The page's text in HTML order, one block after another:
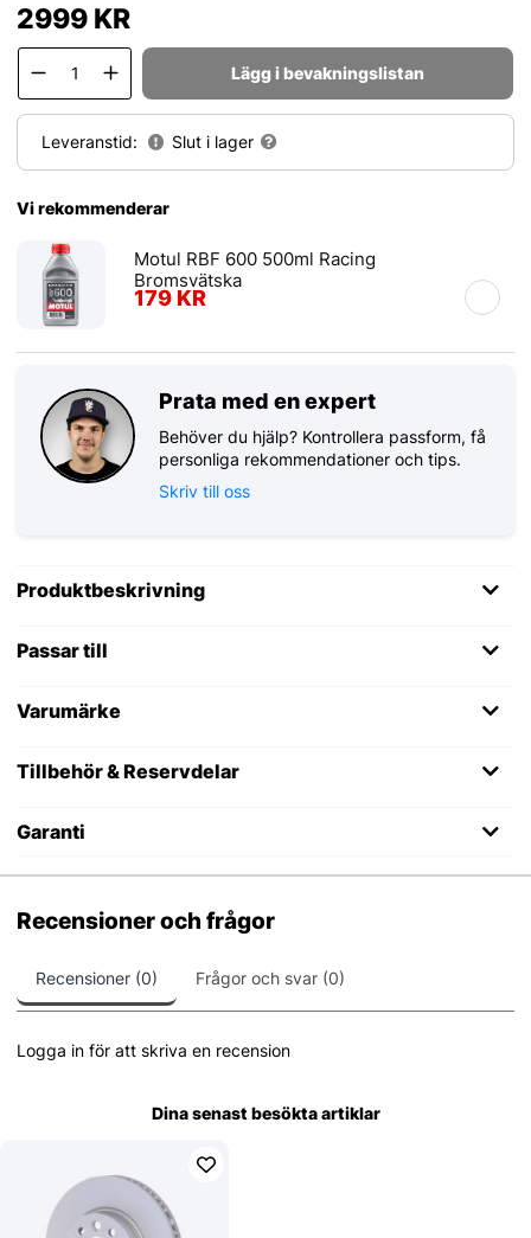
2999KR
Lägg i bevakningslistan
Leveranstid: Slut i lager
Vi rekommenderar
Motul RBF 600 500ml Racing
Bromsvätska
179 KR
Prata med en expert
Behöver du hjälp? Kontrollera passform, få
personliga rekommendationer och tips.
Skriv till oss
Produktbeskrivning
Passar till
Varumärke
Tillbehör & Reservdelar
Garanti
Recensioner och frågor
Recensioner (0) Frågor och svar (0)
Logga in för att skriva en recension
Dina senast besökta artiklar